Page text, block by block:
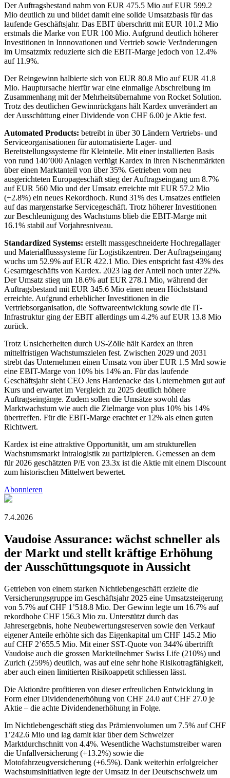
Der Auftragsbestand nahm von EUR 475.5 Mio auf EUR 599.2
Mio deutlich zu und bildet damit eine solide Umsatzbasis für das
laufende Geschäftsjahr. Das EBIT überschritt mit EUR 101.2 Mio
erstmals die Marke von EUR 100 Mio. Aufgrund deutlich höherer
Investitionen in Innnovationen und Vertrieb sowie Veränderungen
im Umsatzmix reduzierte sich die EBIT-Marge jedoch von 12.4%
auf 11.9%.
Der Reingewinn halbierte sich von EUR 80.8 Mio auf EUR 41.8
Mio. Hauptursache hierfür war eine einmalige Abschreibung im
Zusammenhang mit der Mehrheitsübernahme von Rocket Solution.
Trotz des deutlichen Gewinnrückgans hält Kardex unverändert an
der Ausschüttung einer Dividende von CHF 6.00 je Aktie fest.
Automated Products: betreibt in über 30 Ländern Vertriebs- und
Serviceorganisationen für automatisierte Lager- und
Bereitstellungssysteme für Kleinteile. Mit einer installierten Basis
von rund 140’000 Anlagen verfügt Kardex in ihren Nischenmärkten
über einen Marktanteil von über 35%. Getrieben vom neu
ausgerichteten Europageschäft stieg der Auftragseingang um 8.7%
auf EUR 560 Mio und der Umsatz erreichte mit EUR 57.2 Mio
(+2.8%) ein neues Rekordhoch. Rund 31% des Umsatzes entfielen
auf das margenstarke Servicegeschäft. Trotz höherer Investitionen
zur Beschleunigung des Wachstums blieb die EBIT-Marge mit
16.1% stabil auf Vorjahresniveau.
Standardized Systems: erstellt massgeschneiderte Hochregallager
und Materialflusssysteme für Logistikzentren. Der Auftragseingang
wuchs um 52.9% auf EUR 422.1 Mio. Dies entspricht fast 43% des
Gesamtgeschäfts von Kardex. 2023 lag der Anteil noch unter 22%.
Der Umsatz stieg um 18.6% auf EUR 278.1 Mio, während der
Auftragsbestand mit EUR 345.6 Mio einen neuen Höchststand
erreichte. Aufgrund erheblicher Investitionen in die
Vertriebsorganisation, die Softwareentwicklung sowie die IT-
Infrastruktur ging der EBIT allerdings um 4.2% auf EUR 13.8 Mio
zurück.
Trotz Unsicherheiten durch US-Zölle hält Kardex an ihren
mittelfristigen Wachstumszielen fest. Zwischen 2029 und 2031
strebt das Unternehmen einen Umsatz von über EUR 1.5 Mrd sowie
eine EBIT-Marge von 10% bis 14% an. Für das laufende
Geschäftsjahr sieht CEO Jens Hardenacke das Unternehmen gut auf
Kurs und erwartet im Vergleich zu 2025 deutlich höhere
Auftragseingänge. Zudem sollen die Umsätze sowohl das
Marktwachstum wie auch die Zielmarge von plus 10% bis 14%
übertreffen. Für die EBIT-Marge erachtet er 12% als einen guten
Richtwert.
Kardex ist eine attraktive Opportunität, um am strukturellen
Wachstumsmarkt Intralogistik zu partizipieren. Gemessen an dem
für 2026 geschätzten P/E von 23.3x ist die Aktie mit einem Discount
zum historischen Mittelwert bewertet.
Abonnieren
7.4.2026
Vaudoise Assurance: wächst schneller als
der Markt und stellt kräftige Erhöhung
der Ausschüttungsquote in Aussicht
Getrieben von einem starken Nichtlebengeschäft erzielte die
Versicherungsgruppe im Geschäftsjahr 2025 eine Umsatzsteigerung
von 5.7% auf CHF 1’518.8 Mio. Der Gewinn legte um 16.7% auf
rekordhohe CHF 156.3 Mio zu. Unterstützt durch das
Jahresergebnis, hohe Neubewertungsreserven sowie den Verkauf
eigener Anteile erhöhte sich das Eigenkapital um CHF 145.2 Mio
auf CHF 2’655.5 Mio. Mit einer SST-Quote von 344% übertrifft
Vaudoise auch die grossen Markteilnehmer Swiss Life (210%) und
Zurich (259%) deutlich, was auf eine sehr hohe Risikotragfähigkeit,
aber auch einen limitierten Risikoappetit schliessen lässt.
Die Aktionäre profitieren von dieser erfreulichen Entwicklung in
Form einer Dividendenerhöhung von CHF 24.0 auf CHF 27.0 je
Aktie – die achte Dividendenerhöhung in Folge.
Im Nichtlebengeschäft stieg das Prämienvolumen um 7.5% auf CHF
1’242.6 Mio und lag damit klar über dem Schweizer
Marktdurchschnitt von 4.4%. Wesentliche Wachstumstreiber waren
die Unfallversicherung (+13.2%) sowie die
Motofahrzeugversicherung (+6.5%). Dank weiterhin erfolgreicher
Wachstumsinitiativen legte der Umsatz in der Deutschschweiz um